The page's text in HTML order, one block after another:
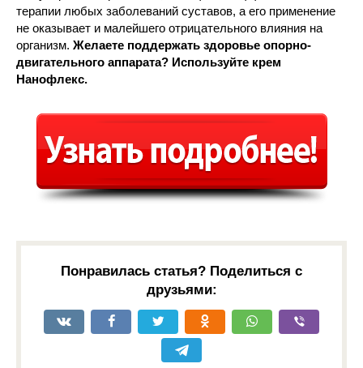
терапии любых заболеваний суставов, а его применение
не оказывает и малейшего отрицательного влияния на
организм. Желаете поддержать здоровье опорно-
двигательного аппарата? Используйте крем
Нанофлекс.
Понравилась статья? Поделиться с
друзьями: